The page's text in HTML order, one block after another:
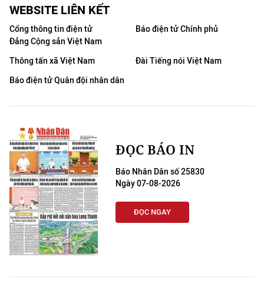
WEBSITE LIÊN KẾT
Cổng thông tin điện tử
Đảng Cộng sản Việt Nam
Báo điện tử Chính phủ
Thông tấn xã Việt Nam
Đài Tiếng nói Việt Nam
Báo điện tử Quân đội nhân dân
ĐỌC BÁO IN
Báo Nhân Dân số 25830
Ngày 07-08-2026
ĐỌC NGAY